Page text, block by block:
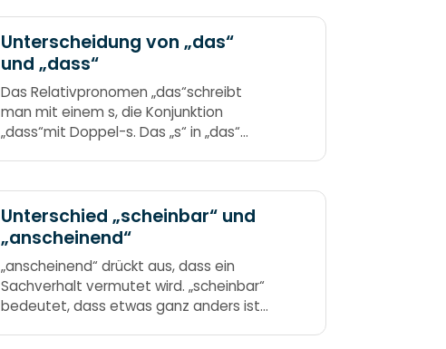
Unterscheidung von „das“
und „dass“
Das Relativpronomen „das“schreibt
man mit einem s, die Konjunktion
„dass“mit Doppel-s. Das „s“ in „das“
Unterschied „scheinbar“ und
„anscheinend“
„anscheinend“ drückt aus, dass ein
Sachverhalt vermutet wird. „scheinbar“
bedeutet, dass etwas ganz anders ist,